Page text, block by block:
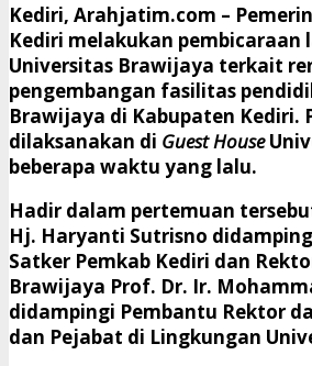
Kediri, Arahjatim.com –
Kediri melakukan pembicaraan
Universitas Brawijaya terkait
pengembangan fasilitas
Brawijaya di Kabupaten Kediri.
dilaksanakan di Guest House
beberapa waktu yang lalu.
Hadir dalam pertemuan
Hj. Haryanti Sutrisno
Satker Pemkab Kediri dan
Brawijaya Prof. Dr. Ir.
didampingi Pembantu Rektor
dan Pejabat di Lingkungan